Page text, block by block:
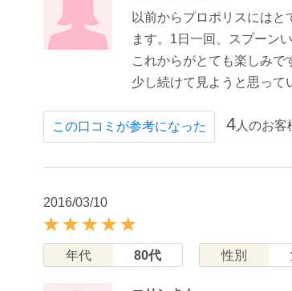
以前からプロポリスには
ます。1日一回、スプーン
これからがとても楽しみで
少し続けて見ようと思って
この口コミが参考になった 4人のお客
2016/03/10
年代 80代 性別